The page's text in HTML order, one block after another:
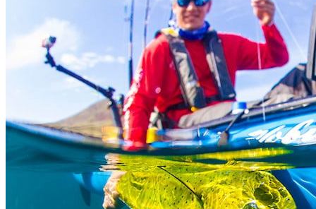
La pesca deportiva en Loreto es impresionante debido a que se
encuentra en el Mar de Cortez. Dos de los peces más comunes en el
Mar de Cortés son el róbalo y huachinango. Te darán lucha, siendo
un desafío que llenará tu día de emoción.
Pescando en Invierno y Primavera
el cola amarilla, pez gallo, mero y sierra del Pacífico llegan por
cantidades abundantes en las aguas invernales.
Pescando en el Verano y Otoño
De junio a septiembre son los mejores meses para pescar en Loreto,
México y para encontrar dorado, marlin, pez vela y atún.